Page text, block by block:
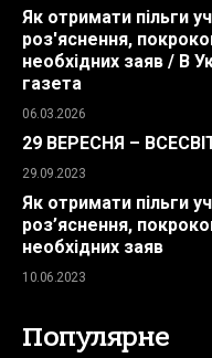
Як отримати пільги
роз'яснення,
необхідних заяв / В
газета
06.03.2026
29 ВЕРЕСНЯ –
29.09.2023
Як отримати пільги
роз’яснення,
необхідних заяв
10.06.2023
Популярне